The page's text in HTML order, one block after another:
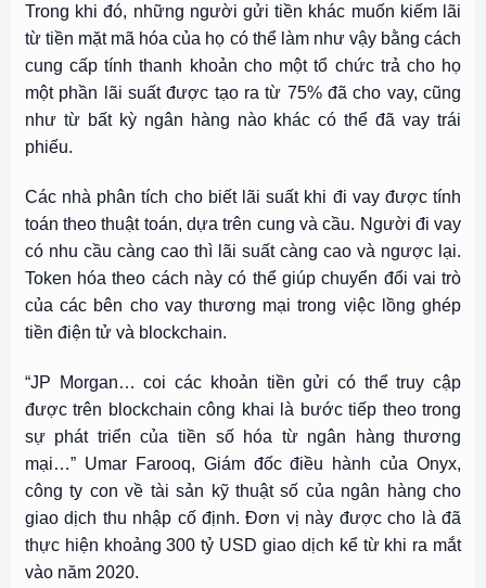
Trong khi đó, những người gửi tiền khác muốn kiếm lãi
từ tiền mặt mã hóa của họ có thể làm như vậy bằng cách
cung cấp tính thanh khoản cho một tổ chức trả cho họ
một phần lãi suất được tạo ra từ 75% đã cho vay, cũng
như từ bất kỳ ngân hàng nào khác có thể đã vay trái
phiếu.
Các nhà phân tích cho biết lãi suất khi đi vay được tính
toán theo thuật toán, dựa trên cung và cầu. Người đi vay
có nhu cầu càng cao thì lãi suất càng cao và ngược lại.
Token hóa theo cách này có thể giúp chuyển đổi vai trò
của các bên cho vay thương mại trong việc lồng ghép
tiền điện tử và blockchain.
“JP Morgan… coi các khoản tiền gửi có thể truy cập
được trên blockchain công khai là bước tiếp theo trong
sự phát triển của tiền số hóa từ ngân hàng thương
mại…” Umar Farooq, Giám đốc điều hành của Onyx,
công ty con về tài sản kỹ thuật số của ngân hàng cho
giao dịch thu nhập cố định. Đơn vị này được cho là đã
thực hiện khoảng 300 tỷ USD giao dịch kể từ khi ra mắt
vào năm 2020.